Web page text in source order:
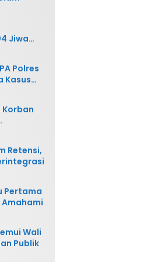
Jiwa
Polres
Kasus
Korban
Retensi,
Pertama
Wali
Publik